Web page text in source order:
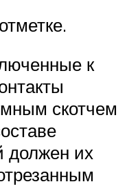
к
скотчем
должен их